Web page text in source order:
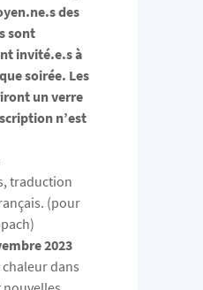
des
sont
invité.e.s à
soirée. Les
un verre
n’est
traduction
(pour
2023
chaleur dans